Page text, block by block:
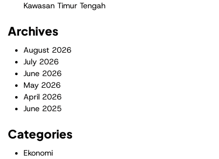
Kawasan Timur Tengah
Archives
August 2026
July 2026
June 2026
May 2026
April 2026
June 2025
Categories
Ekonomi